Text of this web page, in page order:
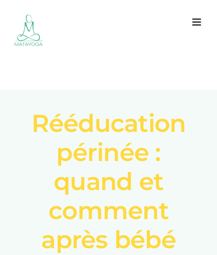
contenu
Rééducation
périnée :
quand et
comment
après bébé